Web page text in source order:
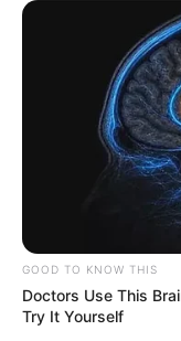
GOOD TO KNOW THIS
Doctors Use This
Try It Yourself